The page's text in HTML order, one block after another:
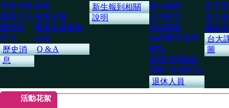
學術活動
國際交流
榮譽榜
其他
歷史消
息
員會
未來發展
畢業生就業與
進修
Q & A
新生報到相關
說明
兼任教師
名譽教授
技術専家
臨床藥學指導
教師
實習指導教師
系辦 / 駐警同仁
退休人員
碩士班
博士班
選課
台大
圖
活動花絮